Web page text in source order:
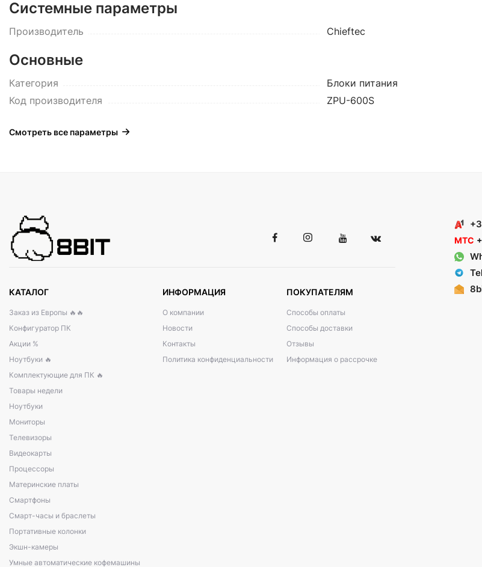
Системные параметры
Производитель Chieftec
Основные
Категория
Блоки питания
Код производителя
ZPU-600S
Смотреть все параметры
КАТАЛОГ
Заказ из Европы 🔥🔥
Конфигуратор ПК
Акции %
Ноутбуки 🔥
Комплектующие для ПК 🔥
Товары недели
Ноутбуки
Мониторы
Телевизоры
Видеокарты
Процессоры
Материнские платы
Смартфоны
Смарт-часы и браслеты
Портативные колонки
Экшн-камеры
Умные автоматические кофемашины
ИНФОРМАЦИЯ
О компании
Новости
Контакты
Политика конфиденциальности
ПОКУПАТЕЛЯМ
Способы оплаты
Способы доставки
Отзывы
Информация о рассрочке
МТС